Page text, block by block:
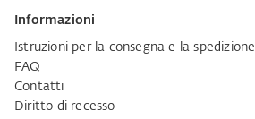
Informazioni
Istruzioni per la consegna e la spedizione
FAQ
Contatti
Diritto di recesso